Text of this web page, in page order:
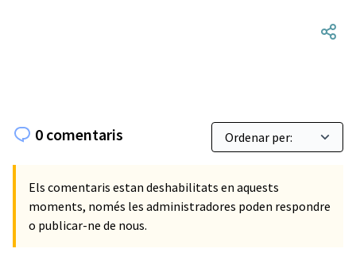
0 comentaris
Els comentaris estan deshabilitats en aquests
moments, només les administradores poden respondre
o publicar-ne de nous.